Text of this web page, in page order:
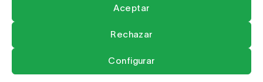
Aceptar
Rechazar
Configurar